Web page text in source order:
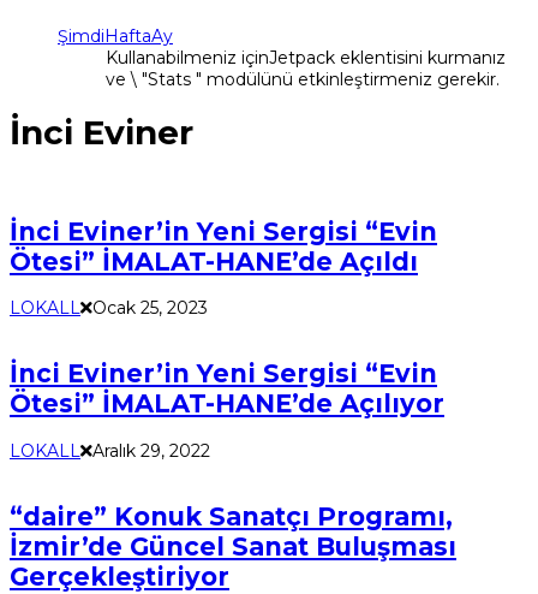
ŞimdiHaftaAy
Kullanabilmeniz içinJetpack eklentisini kurmanız
ve \ "Stats " modülünü etkinleştirmeniz gerekir.
İnci Eviner
İnci Eviner’in Yeni Sergisi “Evin
Ötesi” İMALAT-HANE’de Açıldı
LOKALL Ocak 25, 2023
İnci Eviner’in Yeni Sergisi “Evin
Ötesi” İMALAT-HANE’de Açılıyor
LOKALL Aralık 29, 2022
“daire” Konuk Sanatçı Programı,
İzmir’de Güncel Sanat Buluşması
Gerçekleştiriyor